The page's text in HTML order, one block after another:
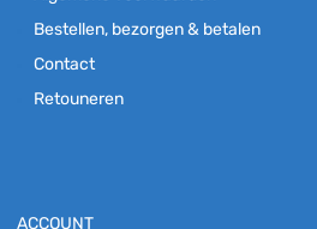
Bestellen, bezorgen & betalen
Contact
Retouneren
ACCOUNT